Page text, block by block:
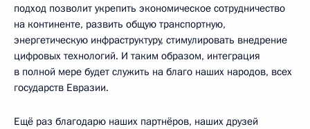
подход позволит укрепить экономическое сотрудничество
на континенте, развить общую транспортную,
энергетическую инфраструктуру, стимулировать внедрение
цифровых технологий. И таким образом, интеграция
в полной мере будет служить на благо наших народов, всех
государств Евразии.
Ещё раз благодарю наших партнёров, наших друзей